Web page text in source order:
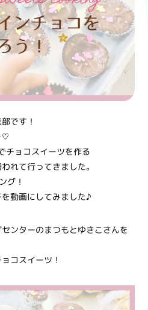
です！
♡
チョコスイーツを作る
れて行ってきました。
グ！
動画にしてみました♪
ンターのまつもとゆきこさんを
コスイーツ！